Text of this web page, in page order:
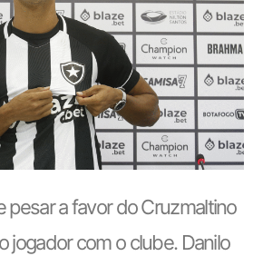
pesar a favor do Cruzmaltino
jogador com o clube. Danilo